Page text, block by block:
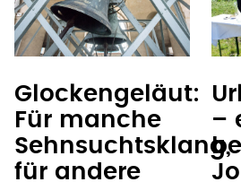
Glockengeläut:
Für manche
Sehnsuchtsklang,
für andere
–